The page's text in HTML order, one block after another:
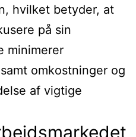
hvilket betyder, at
på sin
minimerer
omkostninger og
af vigtige